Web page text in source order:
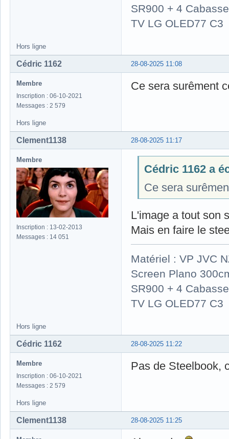
SR900 + 4
TV LG OLED77 C3
Hors ligne
28-08-2025 11:08
Cédric 1162
Membre
Inscription : 06-10-2021
Messages : 2 579
Ce sera surêment
Hors ligne
28-08-2025 11:17
Clement1138
Membre
Inscription : 13-02-2013
Messages : 14 051
Cédric 1162 a
Ce sera
L'image a tout son
Mais en faire le
Matériel : VP JVC
Screen Plano
SR900 + 4
TV LG OLED77 C3
Hors ligne
28-08-2025 11:22
Cédric 1162
Membre
Inscription : 06-10-2021
Messages : 2 579
Pas de Steelbook,
Hors ligne
28-08-2025 11:25
Clement1138